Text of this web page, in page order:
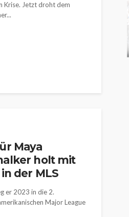
Krise. Jetzt droht dem
Maya
holt mit
der MLS
er 2023 in die 2.
Major League